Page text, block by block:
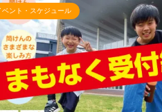
ベント・スケジュール